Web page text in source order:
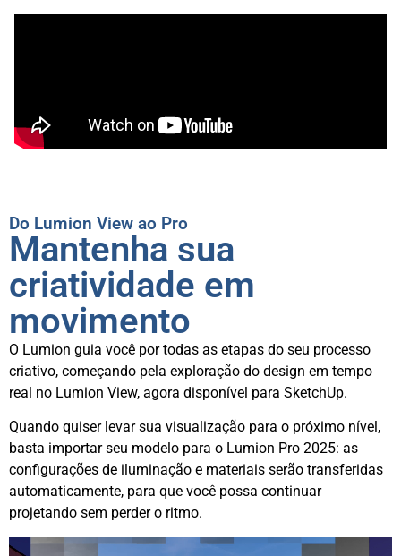
Do Lumion View ao Pro
Mantenha sua
criatividade em
movimento
O Lumion guia você por todas as etapas do seu processo
criativo, começando pela exploração do design em tempo
real no Lumion View, agora disponível para SketchUp.
Quando quiser levar sua visualização para o próximo nível,
basta importar seu modelo para o Lumion Pro 2025: as
configurações de iluminação e materiais serão transferidas
automaticamente, para que você possa continuar
projetando sem perder o ritmo.